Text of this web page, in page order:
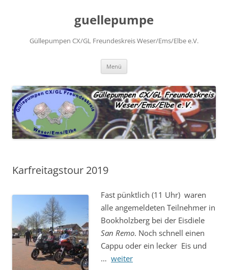
guellepumpe
Güllepumpen CX/GL Freundeskreis Weser/Ems/Elbe e.V.
Menü
Karfreitagstour 2019
Fast pünktlich (11 Uhr) waren
alle angemeldeten Teilnehmer in
Bookholzberg bei der Eisdiele
San Remo. Noch schnell einen
Cappu oder ein lecker Eis und
… weiter